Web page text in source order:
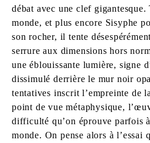
débat avec une clef
monde, et plus encore Sisyphe
son rocher, il tente
serrure aux dimensions hors
une éblouissante lumière, signe
dissimulé derrière le mur noir
tentatives inscrit l’empreinte de
point de vue métaphysique,
difficulté qu’on éprouve parfois
monde. On pense alors à l’essai